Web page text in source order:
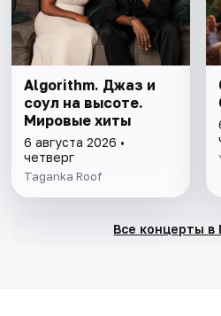
Algorithm. Джаз и
соул на высоте.
Мировые хиты
6 августа 2026 •
четверг
Taganka Roof
Все концерты в